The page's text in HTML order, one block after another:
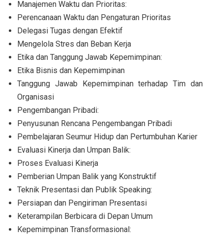
Manajemen Waktu dan Prioritas:
Perencanaan Waktu dan Pengaturan Prioritas
Delegasi Tugas dengan Efektif
Mengelola Stres dan Beban Kerja
Etika dan Tanggung Jawab Kepemimpinan:
Etika Bisnis dan Kepemimpinan
Tanggung Jawab Kepemimpinan terhadap Tim dan
Organisasi
Pengembangan Pribadi:
Penyusunan Rencana Pengembangan Pribadi
Pembelajaran Seumur Hidup dan Pertumbuhan Karier
Evaluasi Kinerja dan Umpan Balik:
Proses Evaluasi Kinerja
Pemberian Umpan Balik yang Konstruktif
Teknik Presentasi dan Publik Speaking:
Persiapan dan Pengiriman Presentasi
Keterampilan Berbicara di Depan Umum
Kepemimpinan Transformasional: